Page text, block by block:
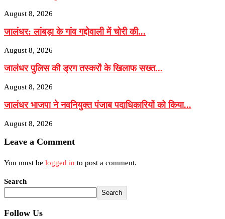
August 8, 2026
जालंधर: लांबड़ा के गांव गद्दोवाली में चोरी की...
August 8, 2026
जालंधर पुलिस की ड्रग तस्करों के खिलाफ सख्त...
August 8, 2026
जालंधर भाजपा ने नवनियुक्त पंजाब पदाधिकारियों को किया...
August 8, 2026
Leave a Comment
You must be logged in to post a comment.
Search
Search
Follow Us